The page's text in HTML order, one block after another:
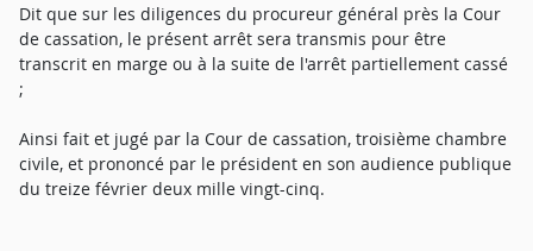
Dit que sur les diligences du procureur général près la Cour
de cassation, le présent arrêt sera transmis pour être
transcrit en marge ou à la suite de l'arrêt partiellement cassé
;
Ainsi fait et jugé par la Cour de cassation, troisième chambre
civile, et prononcé par le président en son audience publique
du treize février deux mille vingt-cinq.